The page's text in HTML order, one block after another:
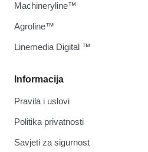
Informacija
Pravila i uslovi
Politika privatnosti
Savjeti za sigurnost
Machineryline™
Agroline™
Linemedia Digital ™